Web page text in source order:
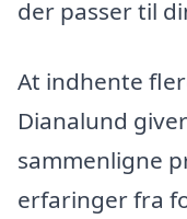
der passer til
At indhente
Dianalund
sammenligne
erfaringer fra